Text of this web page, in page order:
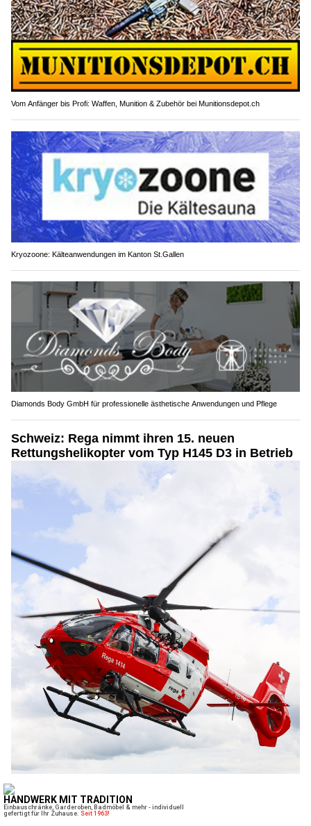
Vom Anfänger bis Profi: Waffen, Munition & Zubehör bei Munitionsdepot.ch
Kryozoone: Kälteanwendungen im Kanton St.Gallen
Diamonds Body GmbH für professionelle ästhetische Anwendungen und Pflege
Schweiz: Rega nimmt ihren 15. neuen
Rettungshelikopter vom Typ H145 D3 in Betrieb